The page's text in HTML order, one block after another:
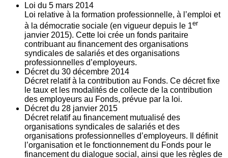
Loi du 5 mars 2014
Loi relative à la formation professionnelle, à l’emploi et
à la démocratie sociale (en vigueur depuis le 1er
janvier 2015). Cette loi crée un fonds paritaire
contribuant au financement des organisations
syndicales de salariés et des organisations
professionnelles d’employeurs.
Décret du 30 décembre 2014
Décret relatif à la contribution au Fonds. Ce décret fixe
le taux et les modalités de collecte de la contribution
des employeurs au Fonds, prévue par la loi.
Décret du 28 janvier 2015
Décret relatif au financement mutualisé des
organisations syndicales de salariés et des
organisations professionnelles d’employeurs. Il définit
l’organisation et le fonctionnement du Fonds pour le
financement du dialogue social, ainsi que les règles de